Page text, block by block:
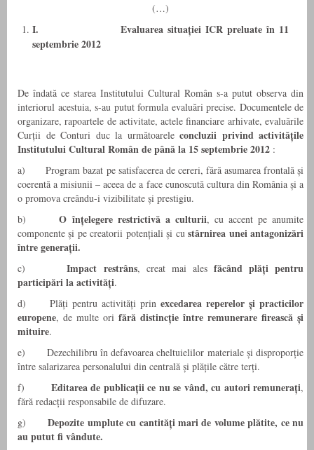
(…)
I.Evaluarea situației ICR preluate în 11
septembrie 2012
De îndată ce starea Institutului Cultural Român s-a putut observa din
interiorul acestuia, s-au putut formula evaluări precise. Documentele de
organizare, rapoartele de activitate, actele financiare arhivate, evaluările
Curții de Conturi duc la următoarele concluzii privind activitățile
Institutului Cultural Român de până la 15 septembrie 2012 :
a) Program bazat pe satisfacerea de cereri, fără asumarea frontală și
coerentă a misiunii – aceea de a face cunoscută cultura din România și a
o promova creându-i vizibilitate și prestigiu.
b)O înțelegere restrictivă a culturii, cu accent pe anumite
componente și pe creatorii potențiali și custârnirea unei antagonizări
între generații.
c)Impact restrâns, creat mai ales făcând plăți pentru
participări la activități.
d) Plăți pentru activități prin excedarea reperelor și practicilor
europene, de multe ori fără distincție între remunerare firească și
mituire.
e) Dezechilibru în defavoarea cheltuielilor materiale și disproporție
între salarizarea personalului din centrală și plățile către terți.
f) Editarea de publicații ce nu se vând, cu autori remunerați,
fără redacții responsabile de difuzare.
g)Depozite umplute cu cantități mari de volume plătite, ce nu
au putut fi vândute.